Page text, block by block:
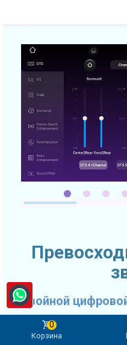
Двойной
Качество звука очень
выборе автомобильного
Корзина
0